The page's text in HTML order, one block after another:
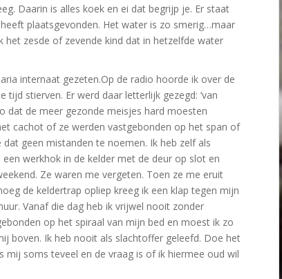
Daarin is alles koek en ei dat begrijp je. Er staat
plaatsgevonden. Het water is zo smerig…maar
zesde of zevende kind dat in hetzelfde water
internaat gezeten.Op de radio hoorde ik over de
stierven. Er werd daar letterlijk gezegd: ‘van
dat de meer gezonde meisjes hard moesten
cachot of ze werden vastgebonden op het span of
geen mistanden te noemen. Ik heb zelf als
werkhok in de kelder met de deur op slot en
Ze waren me vergeten. Toen ze me eruit
de keldertrap opliep kreeg ik een klap tegen mijn
Vanaf die dag heb ik vrijwel nooit zonder
op het spiraal van mijn bed en moest ik zo
boven. Ik heb nooit als slachtoffer geleefd. Doe het
soms teveel en de vraag is of ik hiermee oud wil